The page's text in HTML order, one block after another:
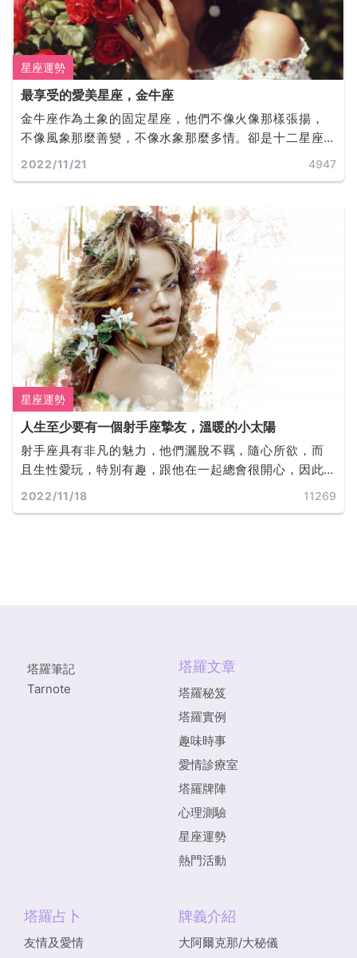
星座運勢
最享受的愛美星座，金牛座
金牛座作為土象的固定星座，他們不像火像那樣張揚，
不像風象那麼善變，不像水象那麼多情。卻是十二星座
中最有品味的星座。他們活的十分驕傲又十分務實，愛
2022/11/21 4947
星座運勢
人生至少要有一個射手座摯友，溫暖的小太陽
射手座具有非凡的魅力，他們灑脫不羈，隨心所欲，而
且生性愛玩，特別有趣，跟他在一起總會很開心，因此
他們具有很好的人緣，也非常受歡迎，受到很多人的喜
2022/11/18 11269
塔羅筆記
Tarnote
塔羅文章
塔羅秘笈
塔羅實例
趣味時事
愛情診療室
塔羅牌陣
心理測驗
星座運勢
熱門活動
塔羅占卜
友情及愛情
牌義介紹
大阿爾克那/大秘儀